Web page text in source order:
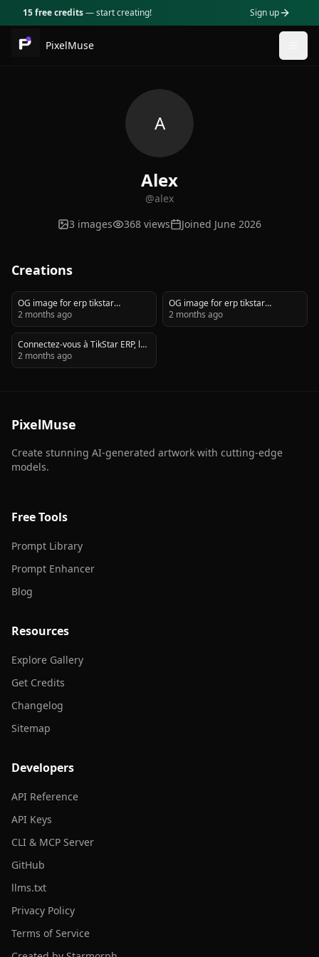
15 free credits— start creating! Sign up
PixelMuse
A
Alex
@alex
3 images 368 views Joined June 2026
Creations
OG image for erp tikstar
plateforme pour créateurs tiktok
panel statistique
2 months ago
OG image for erp tikstar
plateforme pour créateurs tiktok
2 months ago
Connectez-vous à TikStar ERP, la
plateforme de gestion
professionnelle pour créateurs
TikTok, connexion créateur, login
tableau de bord TikTok, agence
TikTok, créateurs de contenu,
marketing d'influence
2 months ago
PixelMuse
Create stunning AI-generated artwork with cutting-edge
models.
Free Tools
Prompt Library
Prompt Enhancer
Blog
Resources
Explore Gallery
Get Credits
Changelog
Sitemap
Developers
API Reference
API Keys
CLI & MCP Server
GitHub
llms.txt
Privacy Policy
Terms of Service